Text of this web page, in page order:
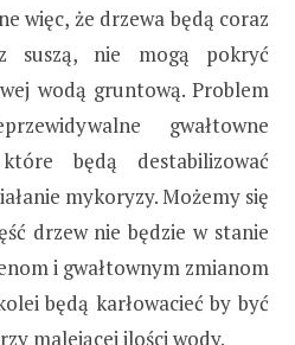
więc, że drzewa będą coraz
suszą, nie mogą pokryć
wodą gruntową. Problem
gwałtowne
będą destabilizować
mykoryzy. Możemy się
drzew nie będzie w stanie
i gwałtownym zmianom
będą karłowacieć by być
malejącej ilości wody.